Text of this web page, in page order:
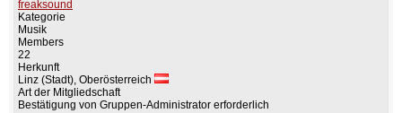
freaksound
Kategorie
Musik
Members
22
Herkunft
Linz (Stadt), Oberösterreich
Art der Mitgliedschaft
Bestätigung von Gruppen-Administrator erforderlich